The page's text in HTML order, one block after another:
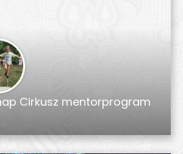
Cirkusz mentorprogram